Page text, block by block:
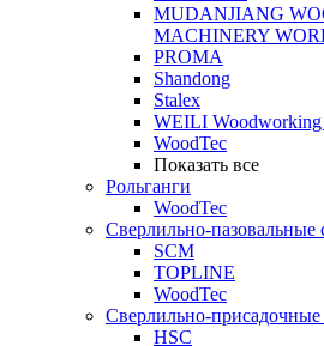
MUDANJIANG
MACHINERY
PROMA
Shandong
Stalex
WEILI
WoodTec
Показать все
Рольганги
WoodTec
Сверлильно-пазовальные
SCM
TOPLINE
WoodTec
Сверлильно-присадочные
HSC